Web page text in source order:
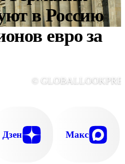
в Россию
евро за
©
Дзен Макс